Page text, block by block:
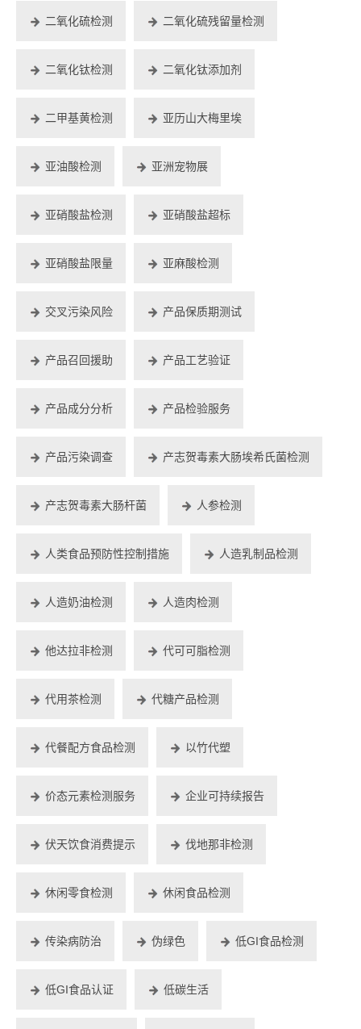
二氧化硫检测 二氧化硫残留量检测
二氧化钛检测 二氧化钛添加剂
二甲基黄检测 亚历山大梅里埃
亚油酸检测 亚洲宠物展
亚硝酸盐检测 亚硝酸盐超标
亚硝酸盐限量 亚麻酸检测
交叉污染风险 产品保质期测试
产品召回援助 产品工艺验证
产品成分分析 产品检验服务
产品污染调查 产志贺毒素大肠埃希氏菌检测
产志贺毒素大肠杆菌 人参检测
人类食品预防性控制措施 人造乳制品检测
人造奶油检测 人造肉检测
他达拉非检测 代可可脂检测
代用茶检测 代糖产品检测
代餐配方食品检测 以竹代塑
价态元素检测服务 企业可持续报告
伏天饮食消费提示 伐地那非检测
休闲零食检测 休闲食品检测
传染病防治 伪绿色 低GI食品检测
低GI食品认证 低碳生活